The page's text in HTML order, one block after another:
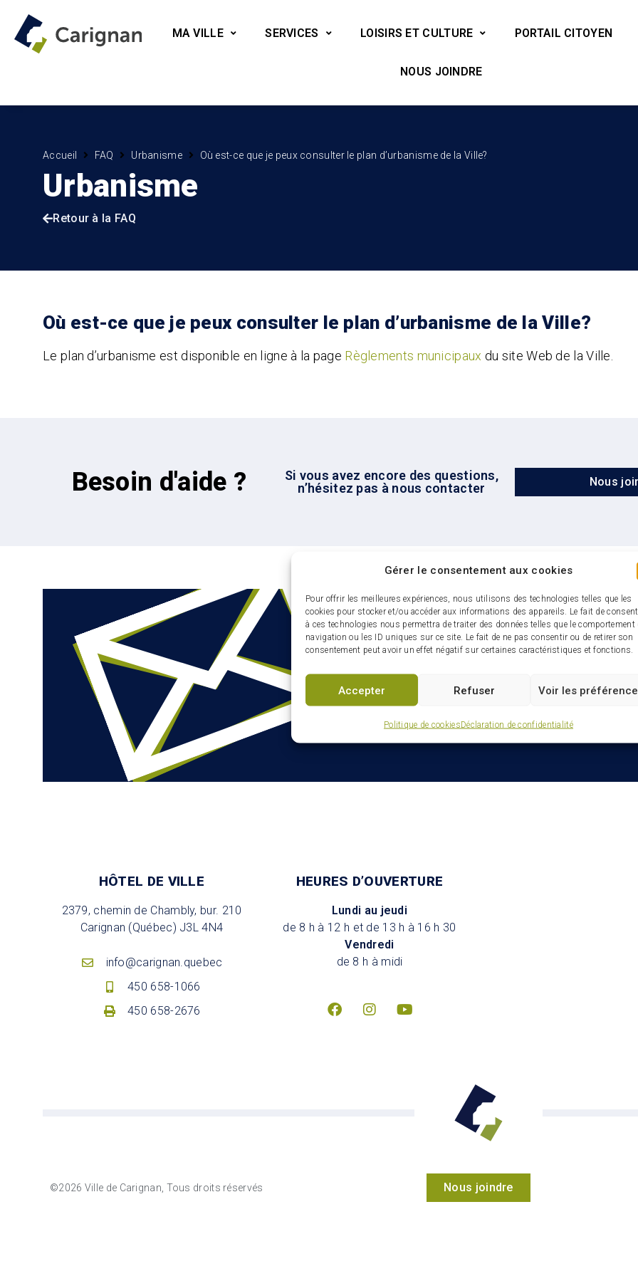
Gérer le consentement aux cookies
Pour offrir les meilleures expériences, nous utilisons des technologies telles que les
cookies pour stocker et/ou accéder aux informations des appareils. Le fait de
à ces technologies nous permettra de traiter des données telles que le comportement
navigation ou les ID uniques sur ce site. Le fait de ne pas consentir ou de retirer son
consentement peut avoir un effet négatif sur certaines caractéristiques et fonctions.
Accepter Refuser Voir les
Politique de cookiesDéclaration de confidentialité
MA VILLE SERVICES LOISIRS ET CULTURE PORTAIL CITOYEN
NOUS JOINDRE
Accueil FAQ Urbanisme Où est-ce que je peux consulter le plan d’urbanisme de la Ville?
Urbanisme
Retour à la FAQ
Où est-ce que je peux consulter le plan d’urbanisme de la Ville?
Le plan d’urbanisme est disponible en ligne à la page Règlements municipaux du site Web de la Ville.
Besoin d'aide ?
Si vous avez encore des questions,
n’hésitez pas à nous contacter
Nous
Infolettre : restez
HÔTEL DE VILLE
2379, chemin de Chambly, bur. 210
Carignan (Québec) J3L 4N4
info@carignan.quebec
450 658-1066
450 658-2676
HEURES D’OUVERTURE
Lundi au jeudi
de 8 h à 12 h et de 13 h à 16 h 30
Vendredi
de 8 h à midi
©2026 Ville de Carignan, Tous droits réservés Nous joindre